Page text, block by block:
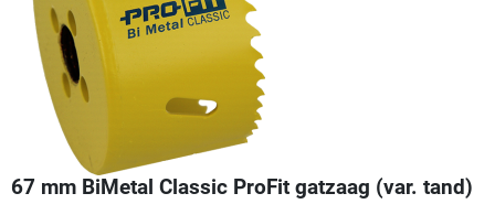
67 mm BiMetal Classic ProFit gatzaag (var. tand)